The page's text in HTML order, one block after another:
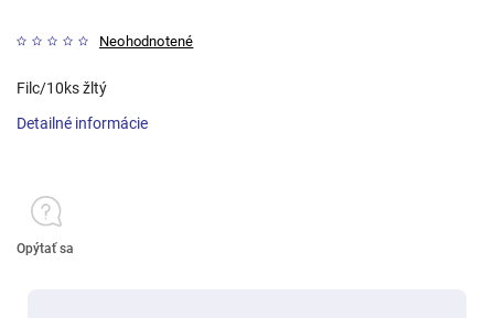
Neohodnotené
Filc/10ks žltý
Detailné informácie
Opýtať sa